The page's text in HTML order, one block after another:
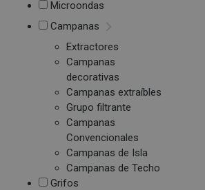
Microondas
Campanas
Extractores
Campanas
decorativas
Campanas extraíbles
Grupo filtrante
Campanas
Convencionales
Campanas de Isla
Campanas de Techo
Grifos